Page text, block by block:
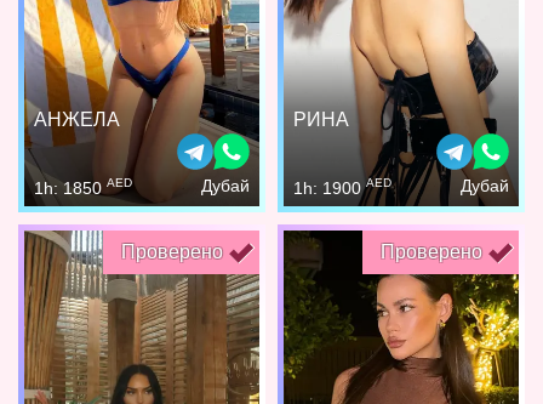
АНЖЕЛА
1h: 1850 AED Дубай
РИНА
1h: 1900AED Дубай
Проверено Проверено